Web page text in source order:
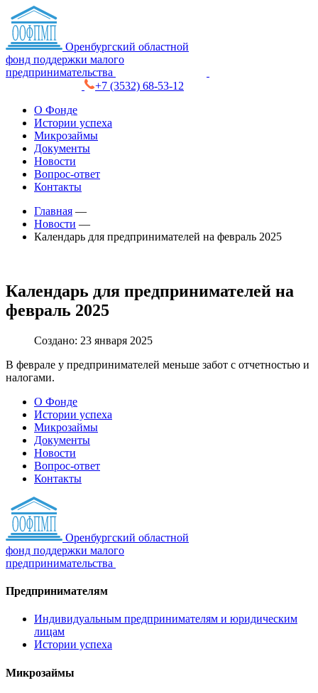
Оренбургский областной
фонд поддержки малого
предпринимательства
+7 (3532) 68-53-12
О Фонде
Истории успеха
Микрозаймы
Документы
Новости
Вопрос-ответ
Контакты
Главная —
Новости —
Календарь для предпринимателей на февраль 2025
Календарь для предпринимателей на
февраль 2025
Создано: 23 января 2025
В феврале у предпринимателей меньше забот с отчетностью и
налогами.
О Фонде
Истории успеха
Микрозаймы
Документы
Новости
Вопрос-ответ
Контакты
Оренбургский областной
фонд поддержки малого
предпринимательства
Предпринимателям
Индивидуальным предпринимателям и юридическим
лицам
Истории успеха
Микрозаймы